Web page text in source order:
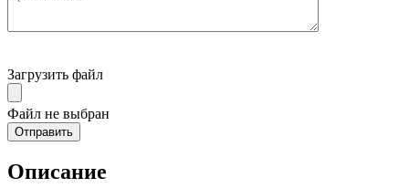
Загрузить файл
Файл не выбран
Описание